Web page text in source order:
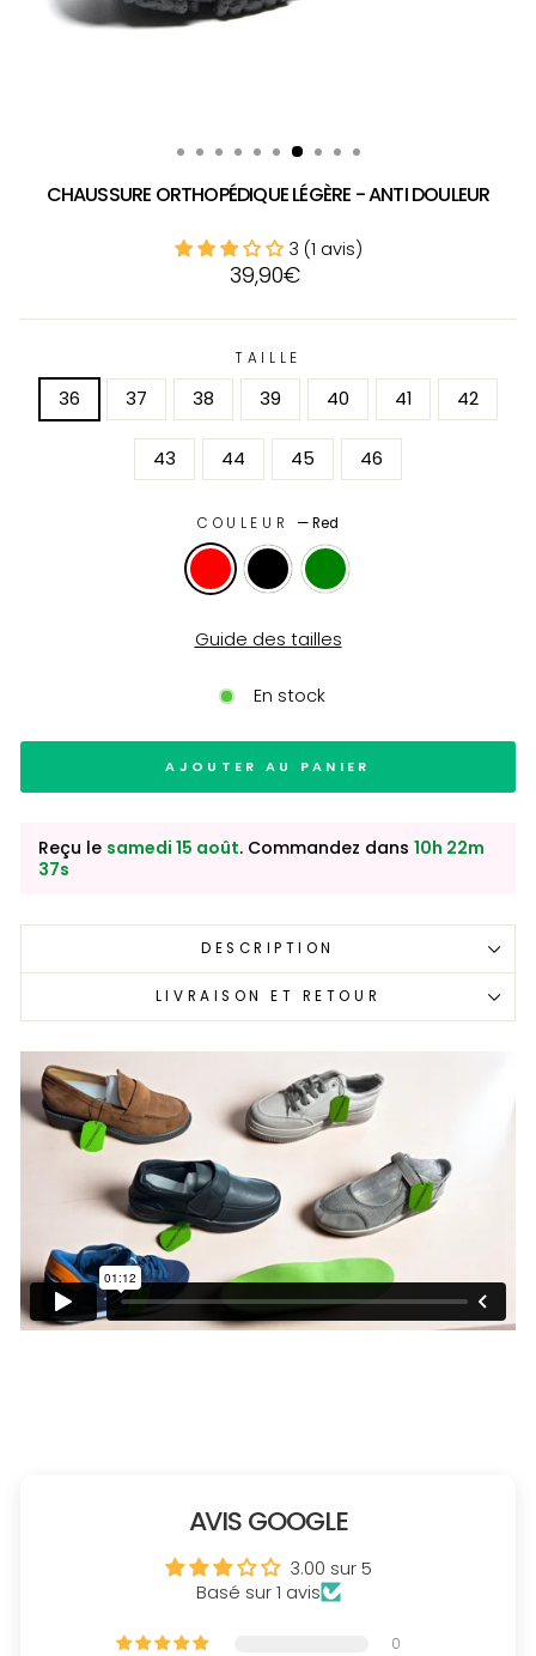
CHAUSSURE ORTHOPÉDIQUE LÉGÈRE - ANTI DOULEUR
3 (1 avis)
Prix
régulier
39,90€
TAILLE
36 37 38 39 40 41 42
43 44 45 46
COULEUR —Red
Guide des tailles
En stock
AJOUTER AU PANIER
Reçu le samedi 15 août. Commandez dans 10h 22m
36s
DESCRIPTION
LIVRAISON ET RETOUR
AVIS GOOGLE
3.00 sur 5
Basé sur 1 avis
0